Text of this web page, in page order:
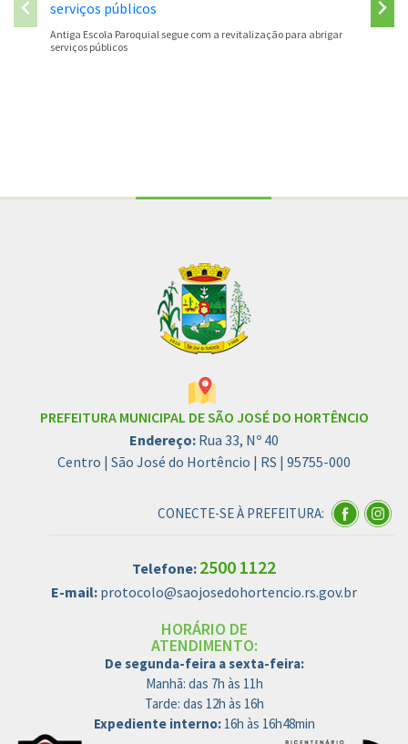
Antiga Escola Paroquial segue com a revitalização para abrigar
serviços públicos
São
PREFEITURA MUNICIPAL DE SÃO JOSÉ DO HORTÊNCIO
Endereço: Rua 33, Nº 40
Centro | São José do Hortêncio | RS | 95755-000
CONECTE-SE À PREFEITURA:
Telefone: 2500 1122
E-mail: protocolo@saojosedohortencio.rs.gov.br
HORÁRIO DE
ATENDIMENTO:
De segunda-feira a sexta-feira:
Manhã: das 7h às 11h
Tarde: das 12h às 16h
Expediente interno: 16h às 16h48min